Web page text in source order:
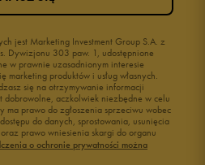
jest Marketing Investment Group S.A. z
Dywizjonu 303 paw. 1, udostępnione
w prawnie uzasadnionym interesie
marketing produktów i usług własnych.
się na otrzymywanie informacji
dobrowolne, aczkolwiek niezbędne w celu
ma prawo do zgłoszenia sprzeciwu wobec
do danych, sprostowania, usunięcia
prawo wniesienia skargi do organu
o ochronie prywatności można